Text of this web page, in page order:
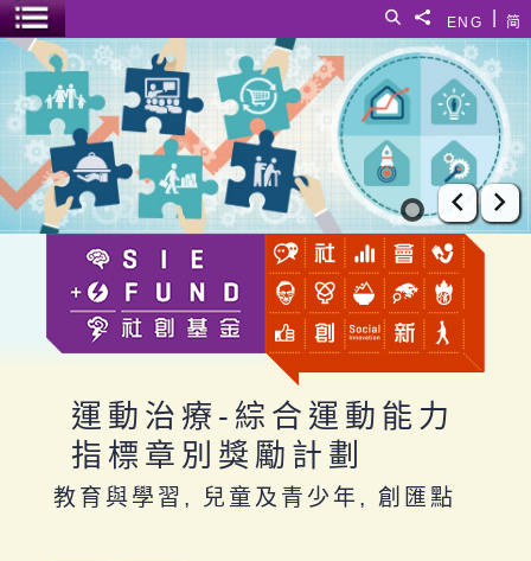
简
ENG
分享給
搜尋
選單開關
運動治療-綜合運動能力指標章別獎勵計劃
上一張
下
運動治療-綜合運動能力
指標章別獎勵計劃
教育與學習, 兒童及青少年, 創匯點